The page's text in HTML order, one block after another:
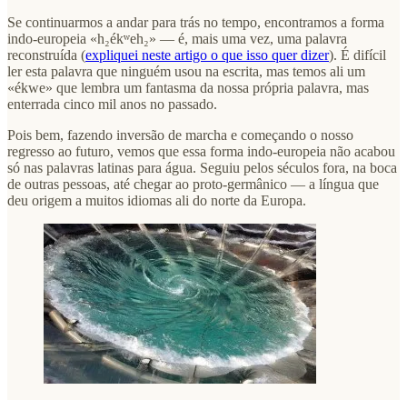
Se continuarmos a andar para trás no tempo, encontramos a forma
indo-europeia «h₂ékʷeh₂» — é, mais uma vez, uma palavra
reconstruída (expliquei neste artigo o que isso quer dizer). É difícil
ler esta palavra que ninguém usou na escrita, mas temos ali um
«ékwe» que lembra um fantasma da nossa própria palavra, mas
enterrada cinco mil anos no passado.
Pois bem, fazendo inversão de marcha e começando o nosso
regresso ao futuro, vemos que essa forma indo-europeia não acabou
só nas palavras latinas para água. Seguiu pelos séculos fora, na boca
de outras pessoas, até chegar ao proto-germânico — a língua que
deu origem a muitos idiomas ali do norte da Europa.